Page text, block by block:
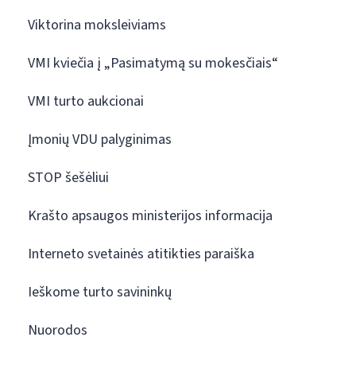
Viktorina moksleiviams
VMI kviečia į „Pasimatymą su mokesčiais“
VMI turto aukcionai
Įmonių VDU palyginimas
STOP šešėliui
Krašto apsaugos ministerijos informacija
Interneto svetainės atitikties paraiška
Ieškome turto savininkų
Nuorodos